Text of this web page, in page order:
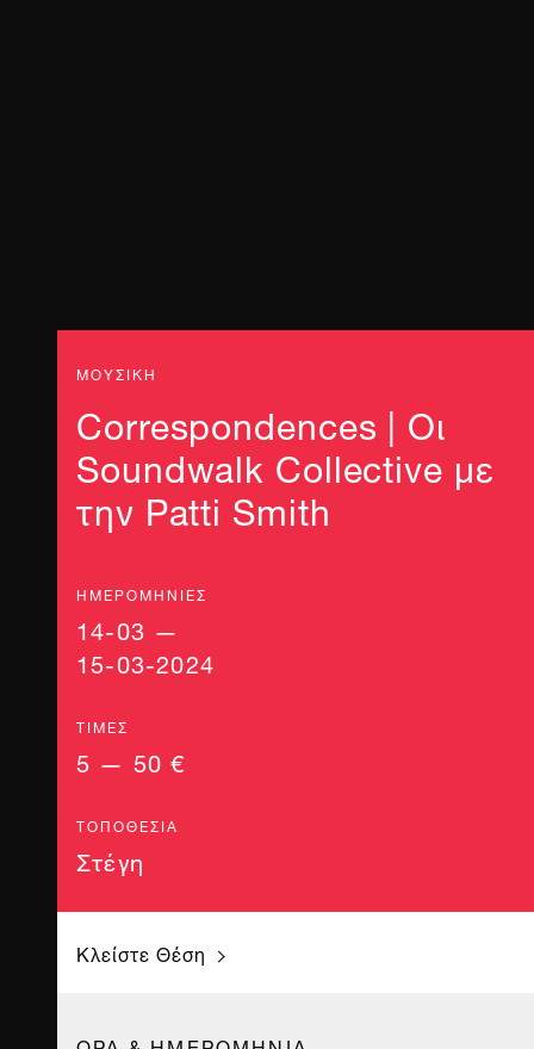
ΜΟΥΣΙΚΗ
Correspondences | Οι
Soundwalk Collective με
την Patti Smith
ΗΜΕΡΟΜΗΝΊΕΣ
14-03 —
15-03-2024
ΤΙΜΈΣ
5 — 50 €
ΤΟΠΟΘΕΣΊΑ
Στέγη
Κλείστε Θέση